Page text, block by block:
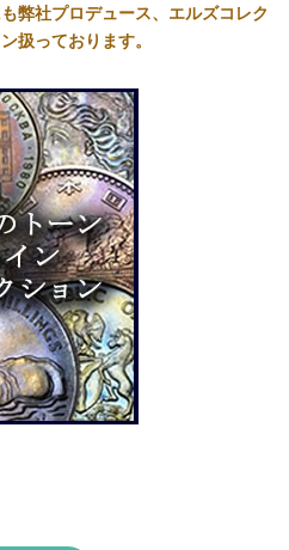
弊社プロデュース、エルズコレク
扱っております。